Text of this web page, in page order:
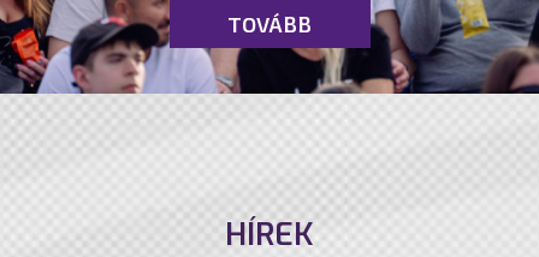
TOVÁBB
HÍREK